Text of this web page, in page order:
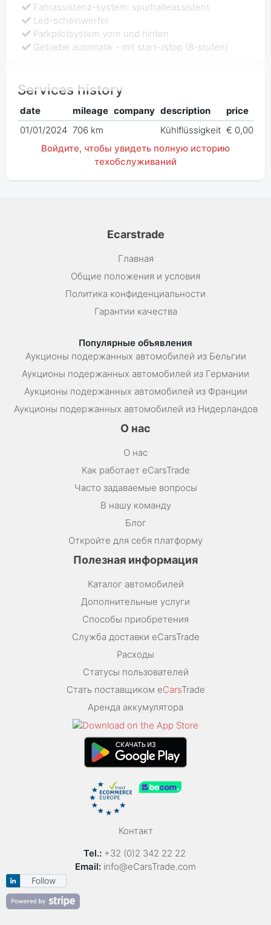
Fahrassistenz-system: spurhalteassistent
Led-scheinwerfer
Parkpilotsystem vorn und hinten
Getriebe automatik - mit start-/stop (8-stufen)
Services history
date mileage company description
price
01/01/2024 706 km Kühlflüssigkeit € 0,00
Войдите, чтобы увидеть полную историю
техобслуживаний
Ecarstrade
Главная
Общие положения и условия
Политика конфиденциальности
Гарантии качества
Популярные объявления
Аукционы подержанных автомобилей из Бельгии
Аукционы подержанных автомобилей из Германии
Аукционы подержанных автомобилей из Франции
Аукционы подержанных автомобилей из Нидерландов
О нас
О нас
Как работает eCarsTrade
Часто задаваемые вопросы
В нашу команду
Блог
Откройте для себя платформу
Полезная информация
Каталог автомобилей
Дополнительные услуги
Способы приобретения
Служба доставки eCarsTrade
Расходы
Статусы пользователей
Стать поставщиком eCarsTrade
Аренда аккумулятора
Контакт
Tel.: +32 (0)2 342 22 22
Email: info@eCarsTrade.com
Follow